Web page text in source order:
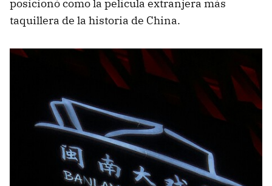
posicionó como la película extranjera más
taquillera de la historia de China.